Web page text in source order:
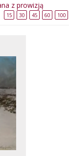
z prowizją
15 30 45 60 100